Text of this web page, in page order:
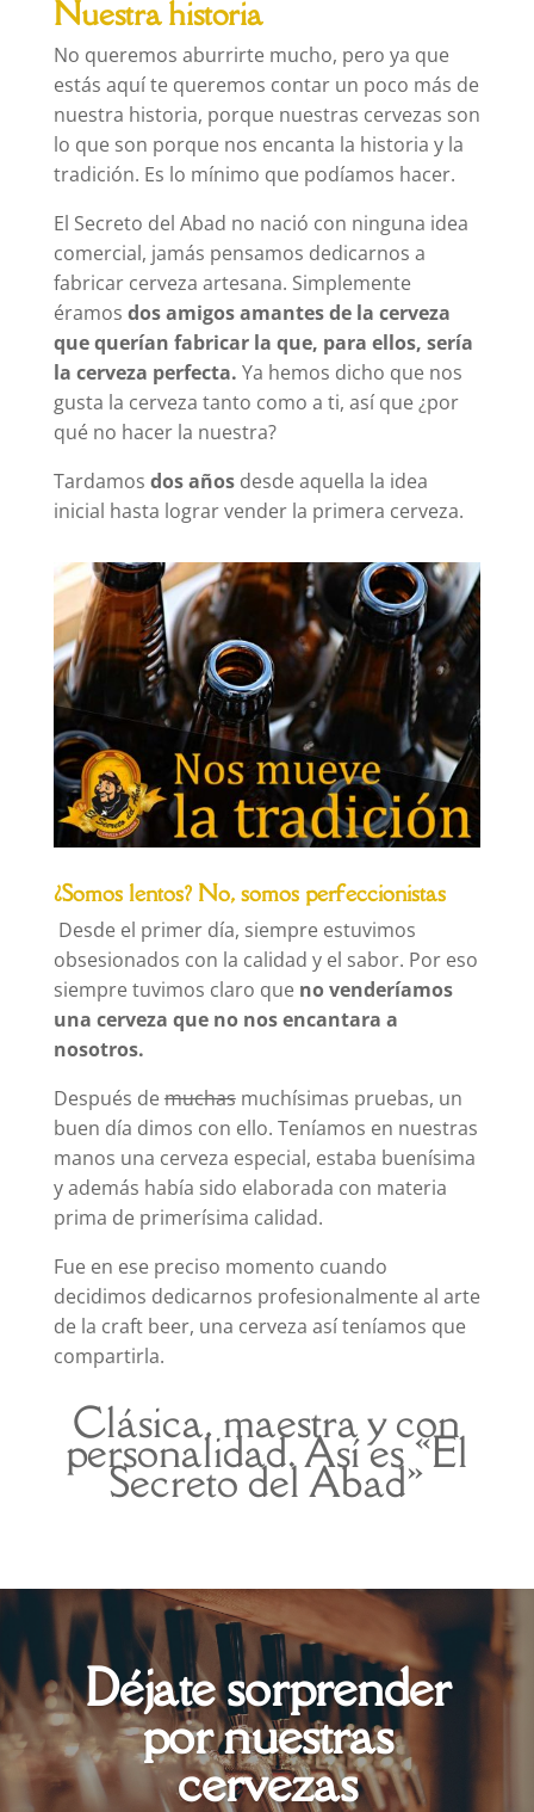
Nuestra historia
No queremos aburrirte mucho, pero ya que
estás aquí te queremos contar un poco más de
nuestra historia, porque nuestras cervezas son
lo que son porque nos encanta la historia y la
tradición. Es lo mínimo que podíamos hacer.
El Secreto del Abad no nació con ninguna idea
comercial, jamás pensamos dedicarnos a
fabricar cerveza artesana. Simplemente
éramos dos amigos amantes de la cerveza
que querían fabricar la que, para ellos, sería
la cerveza perfecta. Ya hemos dicho que nos
gusta la cerveza tanto como a ti, así que ¿por
qué no hacer la nuestra?
Tardamos dos añosdesde aquella la idea
inicial hasta lograr vender la primera cerveza.
¿Somos lentos? No, somos perfeccionistas
Desde el primer día, siempre estuvimos
obsesionados con la calidad y el sabor. Por eso
siempre tuvimos claro que no venderíamos
una cerveza que no nos encantara a
nosotros.
Después demuchasmuchísimas pruebas, un
buen día dimos con ello. Teníamos en nuestras
manos una cerveza especial, estaba buenísima
y además había sido elaborada con materia
prima de primerísima calidad.
Fue en ese preciso momento cuando
decidimos dedicarnos profesionalmente al arte
de la craft beer, una cerveza así teníamos que
compartirla.
Clásica, maestra y con
personalidad. Así es «El
Secreto del Abad»
Déjate sorprender
por nuestras
cervezas